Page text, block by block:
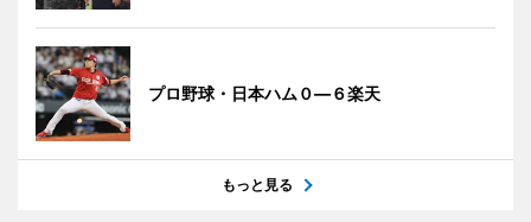
プロ野球・日本ハム０―６楽天
もっと見る